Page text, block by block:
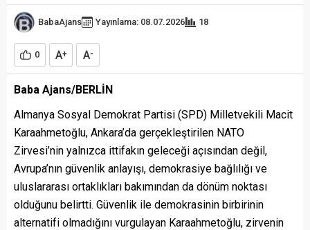
BabaAjans Yayınlama: 08.07.2026 18
0 A+ A-
Baba Ajans/BERLİN
Almanya Sosyal Demokrat Partisi (SPD) Milletvekili Macit
Karaahmetoğlu, Ankara’da gerçekleştirilen NATO
Zirvesi’nin yalnızca ittifakın geleceği açısından değil,
Avrupa’nın güvenlik anlayışı, demokrasiye bağlılığı ve
uluslararası ortaklıkları bakımından da dönüm noktası
olduğunu belirtti. Güvenlik ile demokrasinin birbirinin
alternatifi olmadığını vurgulayan Karaahmetoğlu, zirvenin